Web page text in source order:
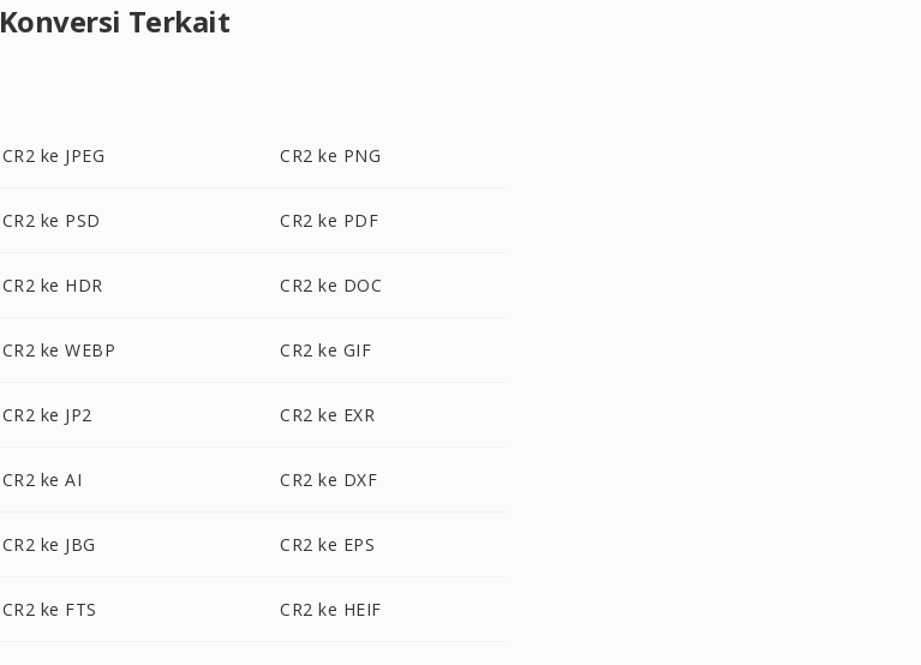
Konversi Terkait
CR2 ke JPEG CR2 ke PNG
CR2 ke PSD CR2 ke PDF
CR2 ke HDR CR2 ke DOC
CR2 ke WEBP CR2 ke GIF
CR2 ke JP2 CR2 ke EXR
CR2 ke AI CR2 ke DXF
CR2 ke JBG CR2 ke EPS
CR2 ke FTS CR2 ke HEIF